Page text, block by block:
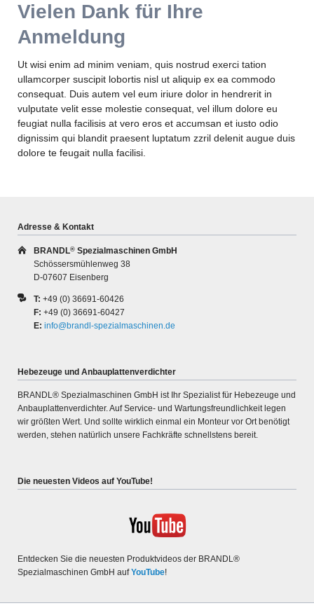
Vielen Dank für Ihre
Anmeldung
Ut wisi enim ad minim veniam, quis nostrud exerci tation
ullamcorper suscipit lobortis nisl ut aliquip ex ea commodo
consequat. Duis autem vel eum iriure dolor in hendrerit in
vulputate velit esse molestie consequat, vel illum dolore eu
feugiat nulla facilisis at vero eros et accumsan et iusto odio
dignissim qui blandit praesent luptatum zzril delenit augue duis
dolore te feugait nulla facilisi.
Adresse & Kontakt
BRANDL®Spezialmaschinen GmbH
Schössersmühlenweg 38
D-07607 Eisenberg
T: +49 (0) 36691-60426
F: +49 (0) 36691-60427
E: info@brandl-spezialmaschinen.de
Hebezeuge und Anbauplattenverdichter
BRANDL® Spezialmaschinen GmbH ist Ihr Spezialist für Hebe­zeuge und
An­bau­platten­ver­dichter. Auf Service- und War­tungs­freund­lichkeit legen
wir größten Wert. Und sollte wirklich ein­mal ein Monteur vor Ort benötigt
werden, stehen natür­lich unsere Fach­kräfte schnell­stens bereit.
Die neuesten Videos auf YouTube!
Entdecken Sie die neuesten Produktvideos der BRANDL®
Spezialmaschinen GmbH aufYouTube!